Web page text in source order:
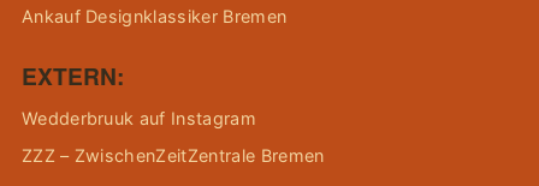
Ankauf Designklassiker Bremen
EXTERN:
Wedderbruuk auf Instagram
ZZZ – ZwischenZeitZentrale Bremen